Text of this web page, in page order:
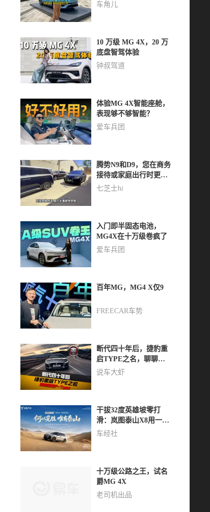
车角儿
10 万级 MG 4X，20 万
底盘智驾体验
钟叔驾道
体验MG 4X智能座舱，
表现够不够智能？
爱车兵团
腾势N9和D9，您在商务
接待或家庭出行时更倾
向于选择哪一款？
七芝士hi
入门即半固态电池，
MG4X在十万级卷疯了
爱车兵团
百年MG，MG4 X仅9
FREECAR车势
断代四十年后，捷豹重
启TYPE之名，聊聊捷
豹F-Type
说车大虾
干拔32度英雄坡零打
滑：岚图泰山X8用一场
穿越撕掉城市SUV“软脚
车经社
十万级公路之王，试名
爵MG 4X
老司机出品